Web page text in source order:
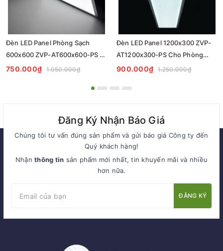
Đèn LED Panel Phòng Sạch
600x600 ZVP-AT600x600-PS -
Tiêu Chuẩn Chiếu Sáng
750.000₫ 1.050.000₫
Đèn LED Panel 1200x300 ZVP-
AT1200x300-PS Cho Phòng
Sạch - Giải Pháp Chiếu Sáng
900.000₫ 1.250.000₫
Đăng Ký Nhận Báo Giá
Chúng tôi tư vấn đúng sản phẩm và gửi báo giá Công ty đến
Quý khách hàng!
Nhậnthông tin sản phẩm mới nhất, tin khuyến mãi và nhiều
hơn nữa.
ĐĂNG KÝ